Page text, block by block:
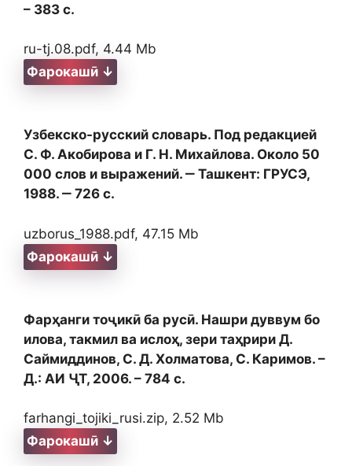
– 383 с.
ru-tj.08.pdf, 4.44 Mb
Фарокашӣ ↓
Узбекско-русский словарь. Под редакцией
С. Ф. Акобирова и Г. Н. Михайлова. Около 50
000 слов и выражений. ‒ Ташкент: ГРУСЭ,
1988. ‒ 726 с.
uzborus_1988.pdf, 47.15 Mb
Фарокашӣ ↓
Фарҳанги тоҷикӣ ба русӣ. Нашри дуввум бо
илова, такмил ва ислоҳ, зери таҳрири Д.
Саймиддинов, С. Д. Холматова, С. Каримов. –
Д.: АИ ҶТ, 2006. – 784 с.
farhangi_tojiki_rusi.zip, 2.52 Mb
Фарокашӣ ↓